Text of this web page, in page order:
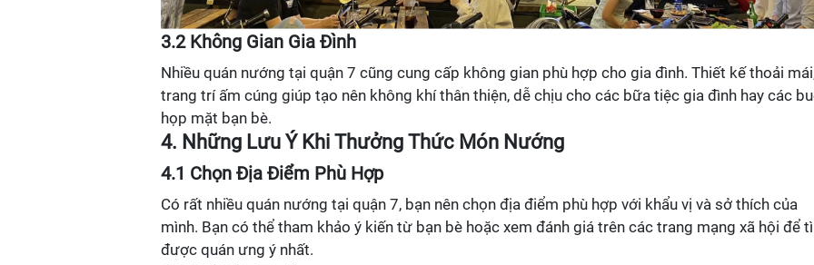
3.2 Không Gian Gia Đình
Nhiều quán nướng tại quận 7 cũng cung cấp không gian phù hợp cho gia đình. Thiết kế thoải
trang trí ấm cúng giúp tạo nên không khí thân thiện, dễ chịu cho các bữa tiệc gia đình hay các
họp mặt bạn bè.
4. Những Lưu Ý Khi Thưởng Thức Món Nướng
4.1 Chọn Địa Điểm Phù Hợp
Có rất nhiều quán nướng tại quận 7, bạn nên chọn địa điểm phù hợp với khẩu vị và sở thích của
mình. Bạn có thể tham khảo ý kiến từ bạn bè hoặc xem đánh giá trên các trang mạng xã hội để
được quán ưng ý nhất.